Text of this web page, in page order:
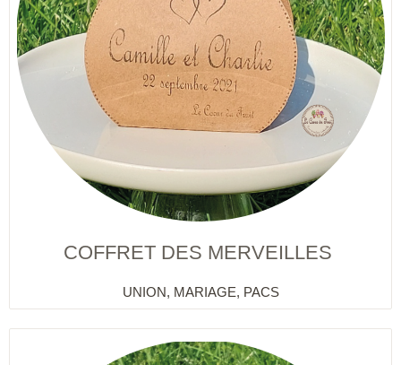
COFFRET DES MERVEILLES
UNION, MARIAGE, PACS